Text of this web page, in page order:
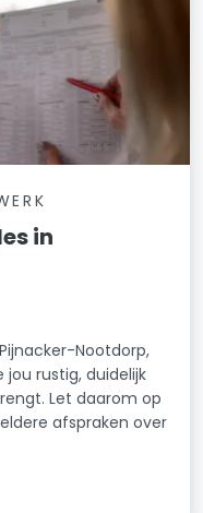
in
Nootdorp,
rustig, duidelijk
Let daarom op
afspraken over